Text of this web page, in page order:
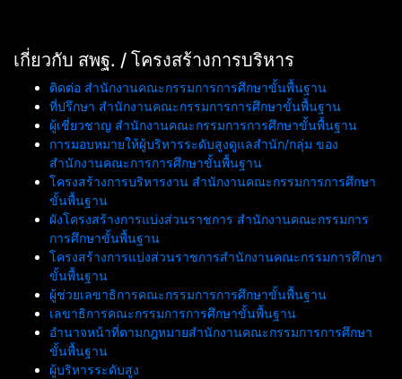
เกี่ยวกับ สพฐ. / โครงสร้างการบริหาร
ติดต่อ สำนักงานคณะกรรมการการศึกษาขั้นพื้นฐาน
ที่ปรึกษา สำนักงานคณะกรรมการการศึกษาขั้นพื้นฐาน
ผู้เชี่ยวชาญ สำนักงานคณะกรรมการการศึกษาขั้นพื้นฐาน
การมอบหมายให้ผู้บริหารระดับสูงดูแลสำนัก/กลุ่ม ของ
สำนักงานคณะการการศึกษาขั้นพื้นฐาน
โครงสร้างการบริหารงาน สำนักงานคณะกรรมการการศึกษา
ขั้นพื้นฐาน
ผังโครงสร้างการแบ่งส่วนราชการ สำนักงานคณะกรรมการ
การศึกษาขั้นพื้นฐาน
โครงสร้างการแบ่งส่วนราชการสำนักงานคณะกรรมการศึกษา
ขั้นพื้นฐาน
ผู้ช่วยเลขาธิการคณะกรรมการการศึกษาขั้นพื้นฐาน
เลขาธิการคณะกรรมการการศึกษาขั้นพื้นฐาน
อำนาจหน้าที่ตามกฎหมายสำนักงานคณะกรรมการการศึกษา
ขั้นพื้นฐาน
ผู้บริหารระดับสูง